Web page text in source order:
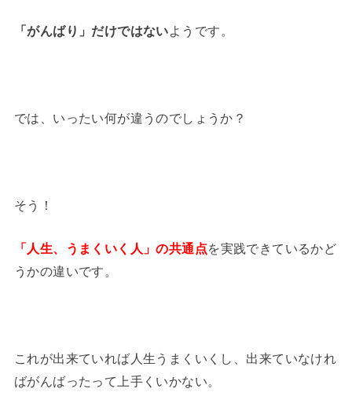
「がんばり」だけではないようです。
では、いったい何が違うのでしょうか？
そう！
「人生、うまくいく人」の共通点を実践できているかど
うかの違いです。
これが出来ていれば人生うまくいくし、出来ていなけれ
ばがんばったって上手くいかない。